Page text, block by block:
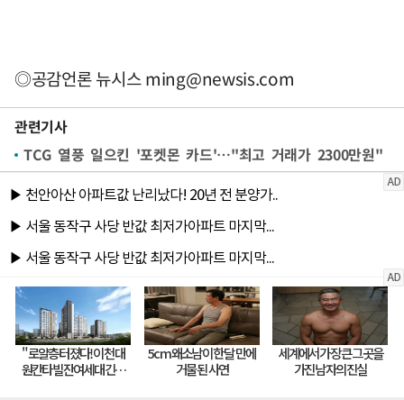
◎공감언론 뉴시스ming@newsis.com
관련기사
TCG 열풍 일으킨 '포켓몬 카드'…"최고 거래가 2300만원"